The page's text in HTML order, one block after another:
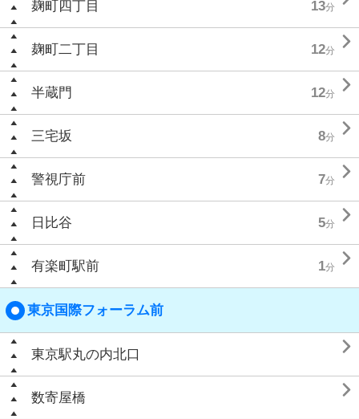
麹町四丁目 13分
麹町二丁目 12分 
半蔵門 12分 
三宅坂 8分 
警視庁前 7分 
日比谷 5分 
有楽町駅前 1分 
東京国際フォーラム前
東京駅丸の内北口 
数寄屋橋 